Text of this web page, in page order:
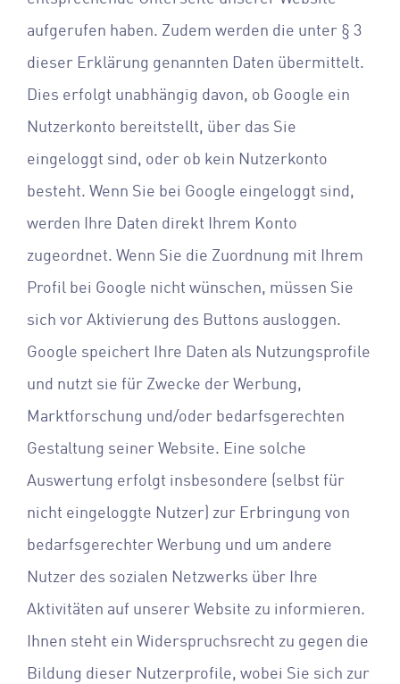
aufgerufen haben. Zudem werden die unter § 3
dieser Erklärung genannten Daten übermittelt.
Dies erfolgt unabhängig davon, ob Google ein
Nutzerkonto bereitstellt, über das Sie
eingeloggt sind, oder ob kein Nutzerkonto
besteht. Wenn Sie bei Google eingeloggt sind,
werden Ihre Daten direkt Ihrem Konto
zugeordnet. Wenn Sie die Zuordnung mit Ihrem
Profil bei Google nicht wünschen, müssen Sie
sich vor Aktivierung des Buttons ausloggen.
Google speichert Ihre Daten als Nutzungsprofile
und nutzt sie für Zwecke der Werbung,
Marktforschung und/oder bedarfsgerechten
Gestaltung seiner Website. Eine solche
Auswertung erfolgt insbesondere (selbst für
nicht eingeloggte Nutzer) zur Erbringung von
bedarfsgerechter Werbung und um andere
Nutzer des sozialen Netzwerks über Ihre
Aktivitäten auf unserer Website zu informieren.
Ihnen steht ein Widerspruchsrecht zu gegen die
Bildung dieser Nutzerprofile, wobei Sie sich zur